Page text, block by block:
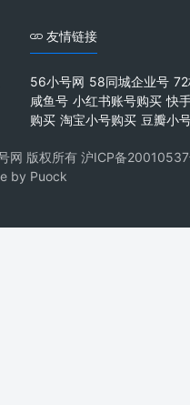
友情链接
56小号网 58同城企业号
咸鱼号 小红书账号购买 快
购买 淘宝小号购买 豆瓣小
网 版权所有 沪ICP备20010537
by Puock